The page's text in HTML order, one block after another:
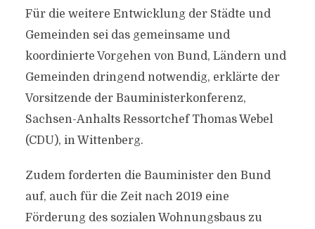
Für die weitere Entwicklung der Städte und
Gemeinden sei das gemeinsame und
koordinierte Vorgehen von Bund, Ländern und
Gemeinden dringend notwendig, erklärte der
Vorsitzende der Bauministerkonferenz,
Sachsen-Anhalts Ressortchef Thomas Webel
(CDU), in Wittenberg.
Zudem forderten die Bauminister den Bund
auf, auch für die Zeit nach 2019 eine
Förderung des sozialen Wohnungsbaus zu